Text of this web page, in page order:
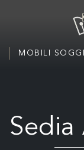
MOBILI